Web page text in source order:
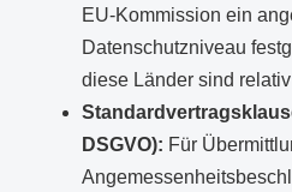
EU-Kommission ein
Datenschutzniveau
diese Länder sind
DSGVO): Für